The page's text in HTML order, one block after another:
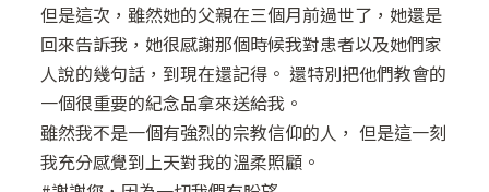
但是這次，雖然她的父親在三個月前過世了，她還是
回來告訴我，她很感謝那個時候我對患者以及她們家
人說的幾句話，到現在還記得。 還特別把他們教會的
一個很重要的紀念品拿來送給我。
雖然我不是一個有強烈的宗教信仰的人， 但是這一刻
我充分感覺到上天對我的溫柔照顧。